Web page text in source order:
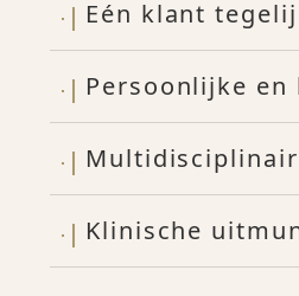
Eén klant
Persoonlijke
Klinische